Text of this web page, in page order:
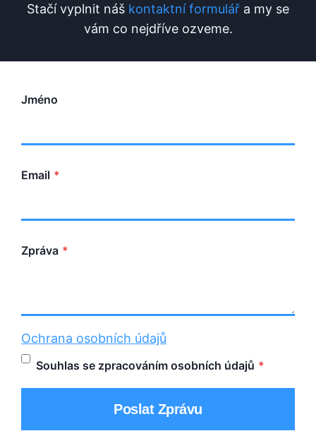
Stačí vyplnit náš kontaktní formulář a my se
vám co nejdříve ozveme.
Jméno
Email *
Zpráva *
Ochrana osobních údajů
Souhlas se zpracováním osobních údajů *
Poslat Zprávu